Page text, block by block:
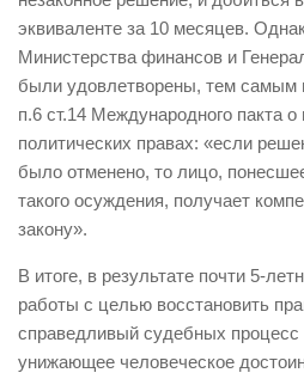
эквиваленте за 10 месяцев.
Министерства финансов и
были удовлетворены, тем самым
п.6 ст.14 Международного пакта о
политических правах: «если
было отменено, то лицо,
такого осуждения, получает
закону».
В итоге, в результате почти 5-
работы с целью восстановить
справедливый судебных процесс
унижающее человеческое